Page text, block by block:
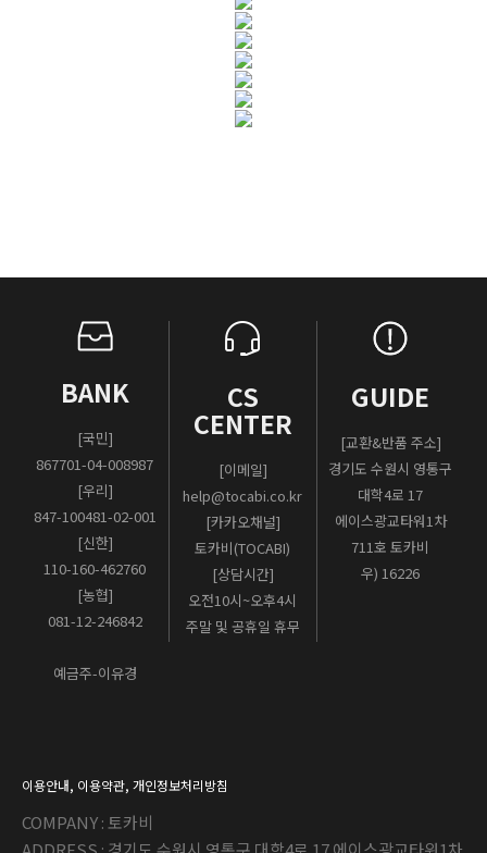
BANK
[국민]
867701-04-008987
[우리]
847-100481-02-001
[신한]
110-160-462760
[농협]
081-12-246842
예금주-이유경
CS
CENTER
[이메일]
help@tocabi.co.kr
[카카오채널]
토카비(TOCABI)
[상담시간]
오전10시~오후4시
주말 및 공휴일 휴무
GUIDE
[교환&반품 주소]
경기도 수원시 영통구
대학4로 17
에이스광교타워1차
711호 토카비
우) 16226
이용안내, 이용약관, 개인정보처리방침
COMPANY : 토카비